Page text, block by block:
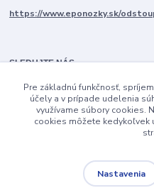
https://www.eponozky.sk/
SLEDUJTE NÁS
Upravit
Pre základnú funkčnosť,
účely a v prípade udelenia
využívame súbory cookies.
cookies môžete kedykoľvek
Nastavenia